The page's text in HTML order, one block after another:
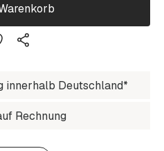
innerhalb Deutschland*
Rechnung